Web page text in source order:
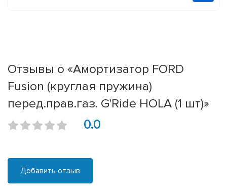
Отзывы о «Амортизатор FORD
Fusion (круглая пружина)
перед.прав.газ. G'Ride HOLA (1 шт)»
0.0
Добавить отзыв